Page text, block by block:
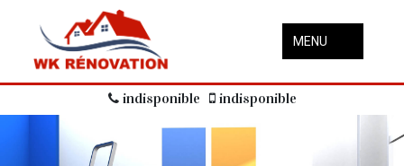
MENU
indisponible indisponible